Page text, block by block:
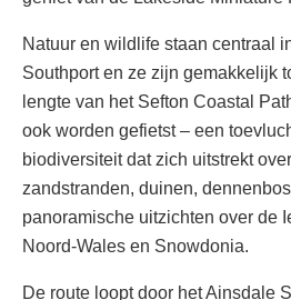
Natuur en wildlife staan centraal
Southport en ze zijn gemakkelijk
lengte van het Sefton Coastal
ook worden gefietst – een
biodiversiteit dat zich uitstrekt
zandstranden, duinen,
panoramische uitzichten over de
Noord-Wales en Snowdonia.
De route loopt door het Ainsdale